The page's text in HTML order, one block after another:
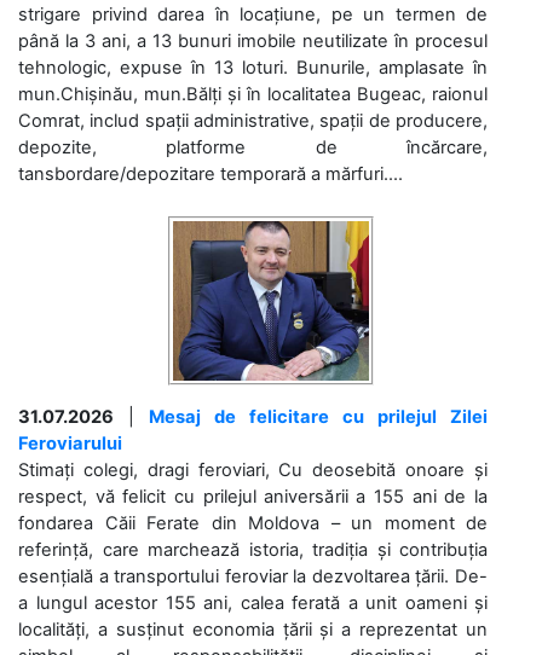
strigare privind darea în locațiune, pe un termen de
până la 3 ani, a 13 bunuri imobile neutilizate în procesul
tehnologic, expuse în 13 loturi. Bunurile, amplasate în
mun.Chișinău, mun.Bălți și în localitatea Bugeac, raionul
Comrat, includ spații administrative, spații de producere,
depozite, platforme de încărcare,
tansbordare/depozitare temporară a mărfuri....
31.07.2026
Mesaj de felicitare cu prilejul Zilei
Feroviarului
Stimați colegi, dragi feroviari, Cu deosebită onoare și
respect, vă felicit cu prilejul aniversării a 155 ani de la
fondarea Căii Ferate din Moldova – un moment de
referință, care marchează istoria, tradiția și contribuția
esențială a transportului feroviar la dezvoltarea țării. De-
a lungul acestor 155 ani, calea ferată a unit oameni și
localități, a susținut economia țării și a reprezentat un